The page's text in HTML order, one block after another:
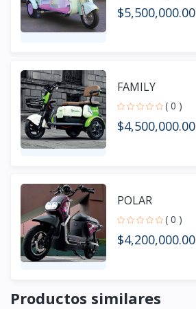
$5,500,000.00
FAMILY
( 0 )
$4,500,000.00
POLAR
( 0 )
$4,200,000.00
Productos similares